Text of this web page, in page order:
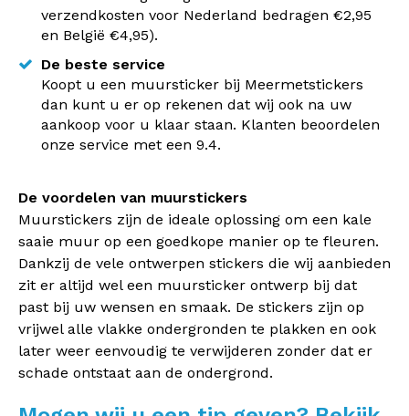
verzendkosten voor Nederland bedragen €2,95
en België €4,95).
De beste service
Koopt u een muursticker bij Meermetstickers
dan kunt u er op rekenen dat wij ook na uw
aankoop voor u klaar staan. Klanten beoordelen
onze service met een 9.4.
De voordelen van muurstickers
Muurstickers zijn de ideale oplossing om een kale
saaie muur op een goedkope manier op te fleuren.
Dankzij de vele ontwerpen stickers die wij aanbieden
zit er altijd wel een muursticker ontwerp bij dat
past bij uw wensen en smaak. De stickers zijn op
vrijwel alle vlakke ondergronden te plakken en ook
later weer eenvoudig te verwijderen zonder dat er
schade ontstaat aan de ondergrond.